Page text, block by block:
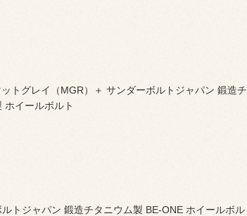
トグレイ（MGR）＋ サンダーボルトジャパン 鍛造チ
ホイールボルト
トジャパン 鍛造チタニウム製 BE-ONE ホイールボル